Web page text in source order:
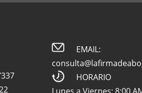
EMAIL:
HORARIO